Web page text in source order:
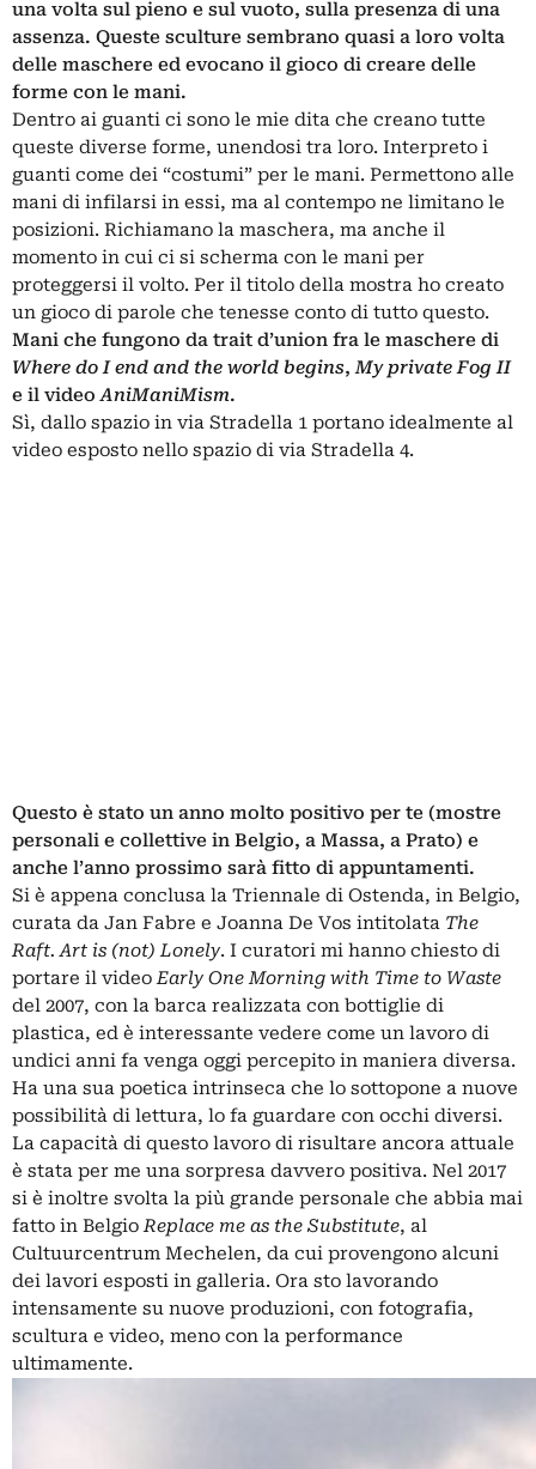
una volta sul pieno e sul vuoto, sulla presenza di una
assenza. Queste sculture sembrano quasi a loro volta
delle maschere ed evocano il gioco di creare delle
forme con le mani.
Dentro ai guanti ci sono le mie dita che creano tutte
queste diverse forme, unendosi tra loro. Interpreto i
guanti come dei “costumi” per le mani. Permettono alle
mani di infilarsi in essi, ma al contempo ne limitano le
posizioni. Richiamano la maschera, ma anche il
momento in cui ci si scherma con le mani per
proteggersi il volto. Per il titolo della mostra ho creato
un gioco di parole che tenesse conto di tutto questo.
Mani che fungono da trait d’union fra le maschere di
Where do I end and the world begins,My private Fog II
e il videoAniManiMism.
Sì, dallo spazio in via Stradella 1 portano idealmente al
video esposto nello spazio di via Stradella 4.
Questo è stato un anno molto positivo per te (mostre
personali e collettive in Belgio, a Massa, a Prato) e
anche l’anno prossimo sarà fitto di appuntamenti.
Si è appena conclusa la Triennale di Ostenda, in Belgio,
curata da Jan Fabre e Joanna De Vos intitolata The
Raft. Art is (not) Lonely. I curatori mi hanno chiesto di
portare il videoEarly One Morning with Time to Waste
del 2007, con la barca realizzata con bottiglie di
plastica, ed è interessante vedere come un lavoro di
undici anni fa venga oggi percepito in maniera diversa.
Ha una sua poetica intrinseca che lo sottopone a nuove
possibilità di lettura, lo fa guardare con occhi diversi.
La capacità di questo lavoro di risultare ancora attuale
è stata per me una sorpresa davvero positiva. Nel 2017
si è inoltre svolta la più grande personale che abbia mai
fatto in BelgioReplace me as the Substitute, al
Cultuurcentrum Mechelen, da cui provengono alcuni
dei lavori esposti in galleria. Ora sto lavorando
intensamente su nuove produzioni, con fotografia,
scultura e video, meno con la performance
ultimamente.